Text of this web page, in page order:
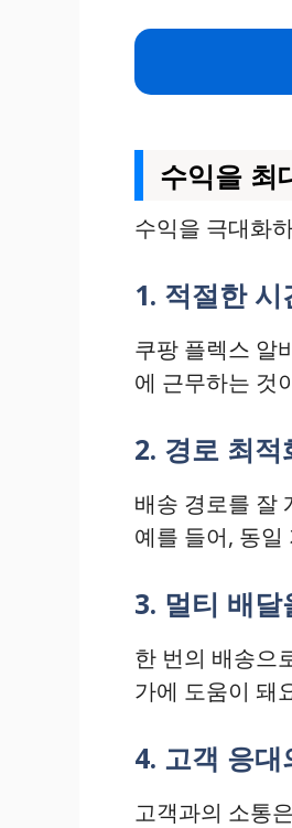
수익을 최
수익을 극대화
1. 적절한
쿠팡 플렉스 알
에 근무하는 것
2. 경로 최적
배송 경로를 잘
예를 들어, 동
3. 멀티 배달
한 번의 배송으
가에 도움이 돼
4. 고객 응대
고객과의 소통